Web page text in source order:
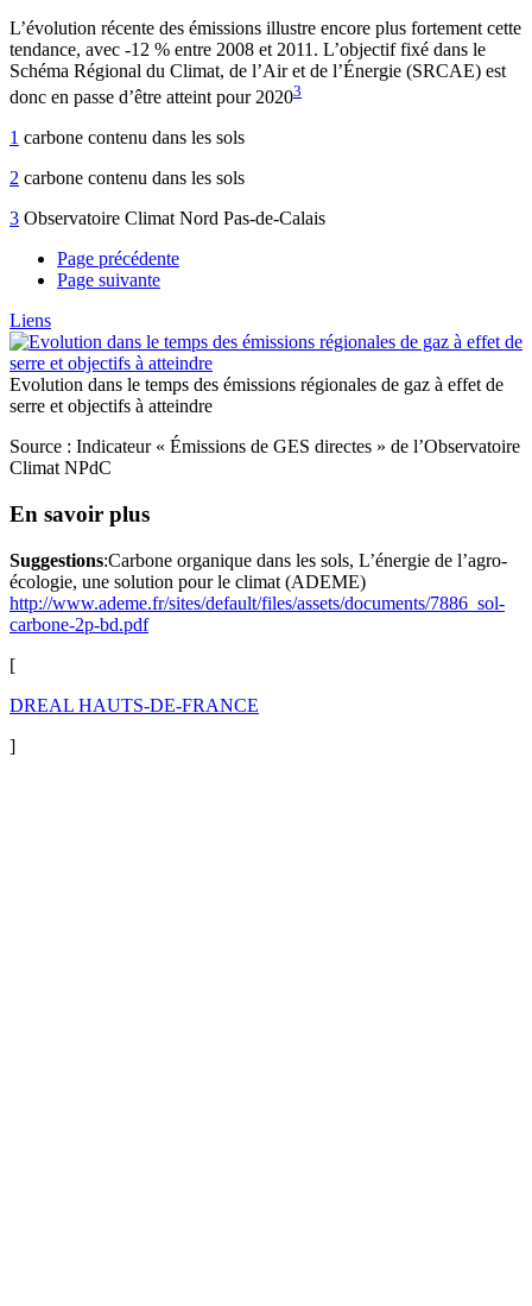
L’évolution récente des émissions illustre encore plus fortement cette
tendance, avec -12 % entre 2008 et 2011. L’objectif fixé dans le
Schéma Régional du Climat, de l’Air et de l’Énergie (SRCAE) est
donc en passe d’être atteint pour 20203
1 carbone contenu dans les sols
2 carbone contenu dans les sols
3 Observatoire Climat Nord Pas-de-Calais
Page précédente
Page suivante
Liens
Evolution dans le temps des émissions régionales de gaz à effet de
serre et objectifs à atteindre
Source : Indicateur « Émissions de GES directes » de l’Observatoire
Climat NPdC
En savoir plus
Suggestions:Carbone organique dans les sols, L’énergie de l’agro-
écologie, une solution pour le climat (ADEME)
http://www.ademe.fr/sites/default/files/assets/documents/7886_sol-
carbone-2p-bd.pdf
[
DREAL HAUTS-DE-FRANCE
]